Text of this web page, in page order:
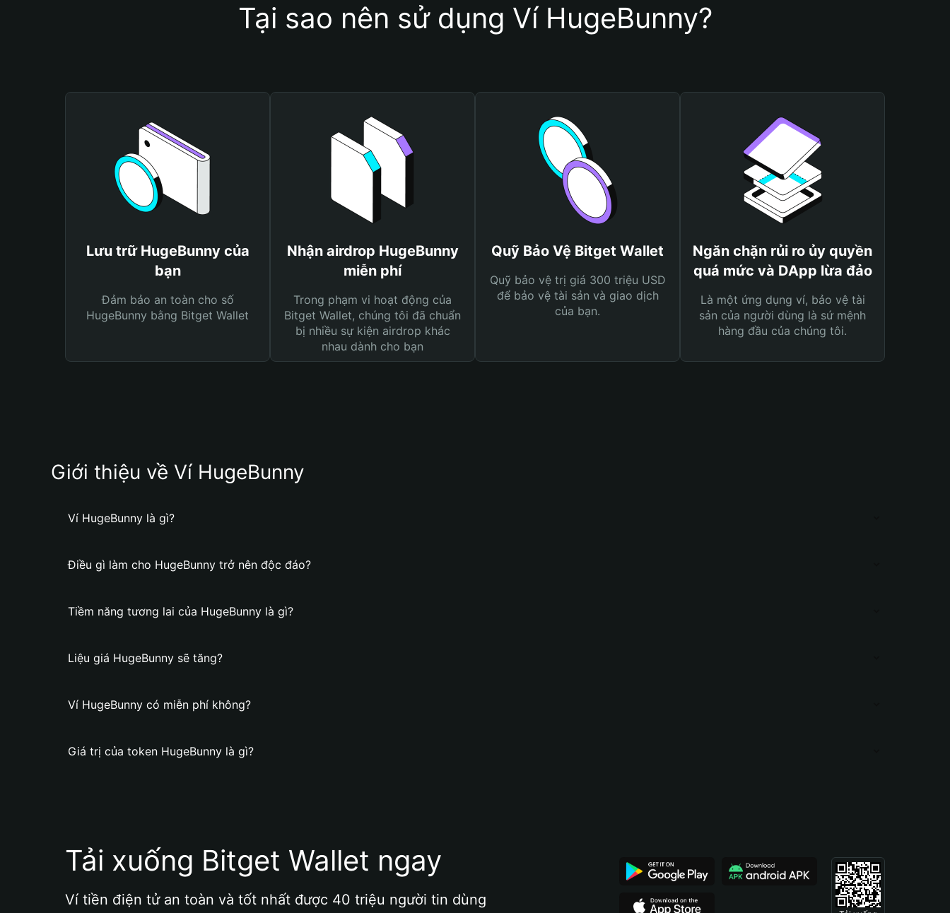
Tại sao nên sử dụng Ví HugeBunny?
Lưu trữ HugeBunny của
bạn
Đảm bảo an toàn cho số
HugeBunny bằng Bitget Wallet
Nhận airdrop HugeBunny
miễn phí
Trong phạm vi hoạt động của
Bitget Wallet, chúng tôi đã chuẩn
bị nhiều sự kiện airdrop khác
nhau dành cho bạn
Quỹ Bảo Vệ Bitget Wallet
Quỹ bảo vệ trị giá 300 triệu USD
để bảo vệ tài sản và giao dịch
của bạn.
Ngăn chặn rủi ro ủy quyền
quá mức và DApp lừa đảo
Là một ứng dụng ví, bảo vệ tài
sản của người dùng là sứ mệnh
hàng đầu của chúng tôi.
Giới thiệu về Ví HugeBunny
Ví HugeBunny là gì?
Điều gì làm cho HugeBunny trở nên độc đáo?
Tiềm năng tương lai của HugeBunny là gì?
Liệu giá HugeBunny sẽ tăng?
Ví HugeBunny có miễn phí không?
Giá trị của token HugeBunny là gì?
Tải xuống Bitget Wallet ngay
Ví tiền điện tử an toàn và tốt nhất được 40 triệu người tin dùng